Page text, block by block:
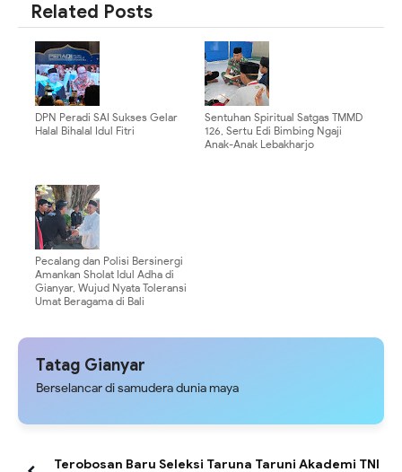
Related Posts
DPN Peradi SAI Sukses Gelar
Halal Bihalal Idul Fitri
Sentuhan Spiritual Satgas TMMD
126, Sertu Edi Bimbing Ngaji
Anak-Anak Lebakharjo
Pecalang dan Polisi Bersinergi
Amankan Sholat Idul Adha di
Gianyar, Wujud Nyata Toleransi
Umat Beragama di Bali
Tatag Gianyar
Berselancar di samudera dunia maya
Terobosan Baru Seleksi Taruna Taruni Akademi TNI